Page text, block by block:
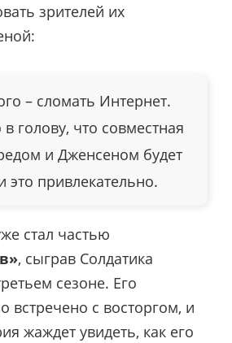
зрителей их
– сломать Интернет.
голову, что совместная
и Дженсеном будет
это привлекательно.
стал частью
, сыграв Солдатика
сезоне. Его
встречено с восторгом, и
жаждет увидеть, как его